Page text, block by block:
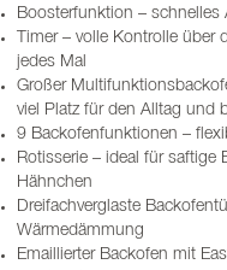
Boosterfunktion –
Timer – volle Kontrolle über
jedes Mal
Großer
viel Platz für den Alltag und
9 Backofenfunktionen –
Rotisserie – ideal für saftige
Hähnchen
Dreifachverglaste
Wärmedämmung
Emaillierter Backofen mit